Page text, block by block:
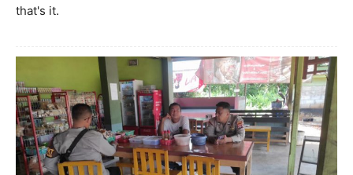
that's it.